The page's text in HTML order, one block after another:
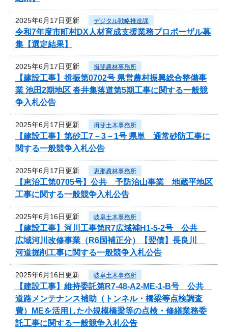
2025年6月17日更新 デジタル戦略推進課
令和7年度市町村DX人材育成支援業務プロポーザル募
集【選定結果】
2025年6月17日更新 揖斐農林事務所
【建設工事】揖振第0702号 県営農村振興総合整備事
業 池田2期地区 沓井集落道第5期工事に関する一般競
争入札公告
2025年6月17日更新 揖斐土木事務所
【建設工事】第砂工7－3－1号 県単 通常砂防工事に
関する一般競争入札公告
2025年6月17日更新 恵那農林事務所
【恵治工第0705号】公共 予防治山事業 地蔵平地区
工事に関する一般競争入札公告
2025年6月16日更新 岐阜土木事務所
【建設工事】河川工事第R7広域補H1-5-2号 公共
広域河川改修事業（R6国補正分）【翌債】長良川
河道掘削工事に関する一般競争入札公告
2025年6月16日更新 岐阜土木事務所
【建設工事】維持委託第R7-48-A2-ME-1-B号 公共
道路メンテナンス補助（トンネル・橋梁等点検調査
費）MEを活用した小規模橋梁等の点検・修繕業務委
託工事に関する一般競争入札公告